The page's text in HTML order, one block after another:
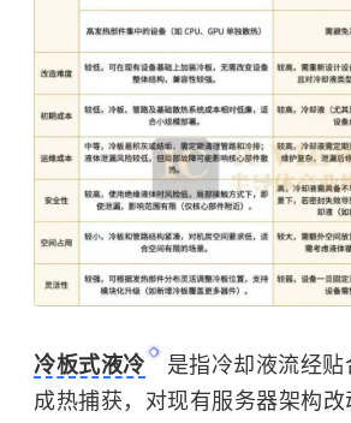
冷板式液冷
是指冷却液流经
成热捕获，对现有服务器架构